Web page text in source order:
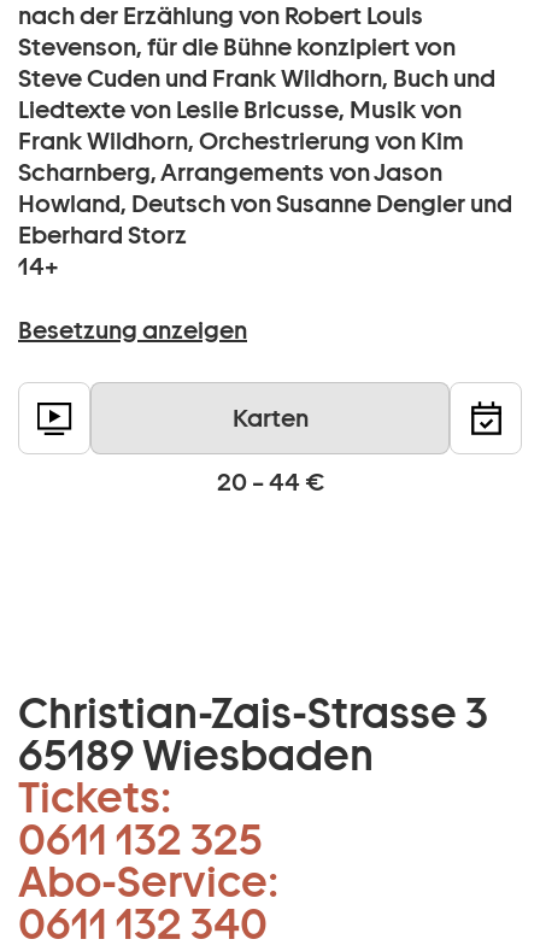
nach der Erzählung von Robert Louis
Stevenson, für die Bühne konzipiert von
Steve Cuden und Frank Wildhorn, Buch und
Liedtexte von Leslie Bricusse, Musik von
Frank Wildhorn, Orchestrierung von Kim
Scharnberg, Arrangements von Jason
Howland, Deutsch von Susanne Dengler und
Eberhard Storz
14+
Besetzung anzeigen
Karten
20 – 44 €
Christian-Zais-Strasse 3
65189 Wiesbaden
Tickets:
0611 132 325
Abo-Service:
0611 132 340